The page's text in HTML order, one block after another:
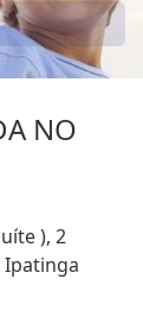
NO
), 2
Ipatinga